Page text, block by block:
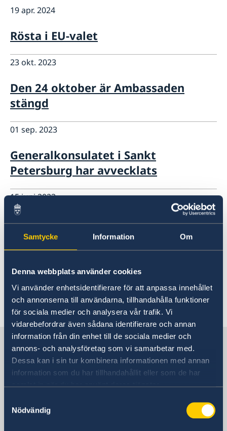
Samtycke Information Om
Denna webbplats använder cookies
Vi använder enhetsidentifierare för att anpassa innehållet
och annonserna till användarna, tillhandahålla funktioner
för sociala medier och analysera vår trafik. Vi
vidarebefordrar även sådana identifierare och annan
information från din enhet till de sociala medier och
annons- och analysföretag som vi samarbetar med.
Dessa kan i sin tur kombinera informationen med annan
information som du har tillhandahållit eller som de har
samlat in när du har använt deras tjänster.
Nödvändig
Vi är en resurs för svenska företag
Business Sweden i Ryssland
Företagsfrukost på ambassaden
Aktuellt
Information till svenskar i Ryssland
19 apr. 2024
Rösta i EU-valet
23 okt. 2023
Den 24 oktober är Ambassaden
stängd
01 sep. 2023
Generalkonsulatet i Sankt
Petersburg har avvecklats
15 juni 2023
Sveriges Generalkonsulat i St.
Petersburg
Sverige firar 500-årsjubileum
« 1 2 3 4 5 ... 9 10 »
Sverige i Ryssland, Moskva
Sveriges ambassad
Mosfilmovskaja ul., 60